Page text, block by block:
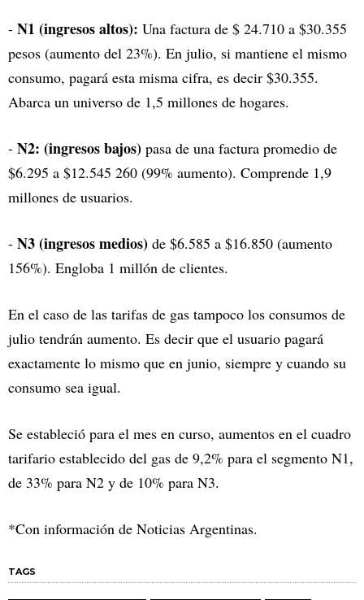
- N1 (ingresos altos): Una factura de $ 24.710 a $30.355
pesos (aumento del 23%). En julio, si mantiene el mismo
consumo, pagará esta misma cifra, es decir $30.355.
Abarca un universo de 1,5 millones de hogares.
- N2: (ingresos bajos) pasa de una factura promedio de
$6.295 a $12.545 260 (99% aumento). Comprende 1,9
millones de usuarios.
- N3 (ingresos medios) de $6.585 a $16.850 (aumento
156%). Engloba 1 millón de clientes.
En el caso de las tarifas de gas tampoco los consumos de
julio tendrán aumento. Es decir que el usuario pagará
exactamente lo mismo que en junio, siempre y cuando su
consumo sea igual.
Se estableció para el mes en curso, aumentos en el cuadro
tarifario establecido del gas de 9,2% para el segmento N1,
de 33% para N2 y de 10% para N3.
*Con información de Noticias Argentinas.
TAGS